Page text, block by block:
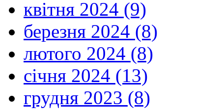
квітня 2024 (9)
березня 2024 (8)
лютого 2024 (8)
січня 2024 (13)
грудня 2023 (8)